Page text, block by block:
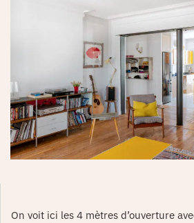
On voit ici les 4 mètres d’ouverture